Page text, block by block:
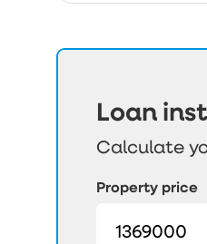
Loan
Calculate
Property price